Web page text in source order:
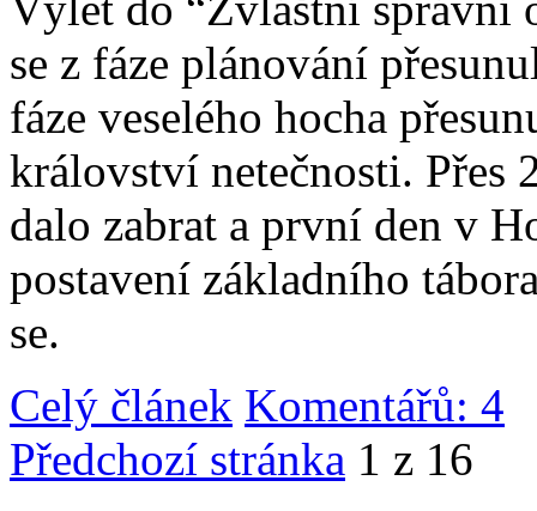
se z fáze plánování
fáze veselého hocha
království netečnosti. Přes
dalo zabrat a první den v
postavení základního
se.
Celý článek Komentářů: 4
Předchozí stránka 1 z 16